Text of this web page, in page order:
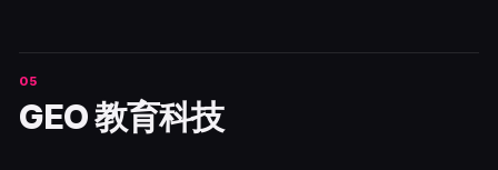
GEO 教育科技